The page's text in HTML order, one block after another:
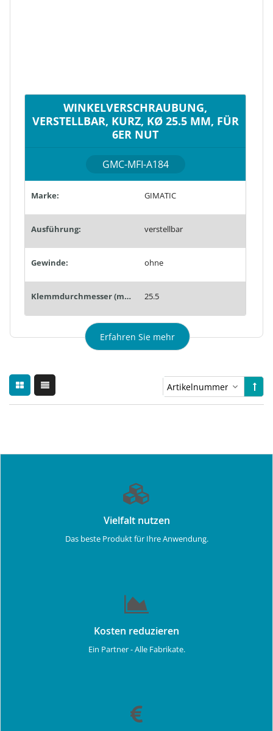
WINKELVERSCHRAUBUNG,
VERSTELLBAR, KURZ, KØ 25.5 MM, FÜR
6ER NUT
GMC-MFI-A184
Marke: GIMATIC
Ausführung: verstellbar
Gewinde: ohne
Klemmdurchmesser (mm): 25.5
Erfahren Sie mehr
Vielfalt nutzen
Das beste Produkt für Ihre Anwendung.
Kosten reduzieren
Ein Partner - Alle Fabrikate.